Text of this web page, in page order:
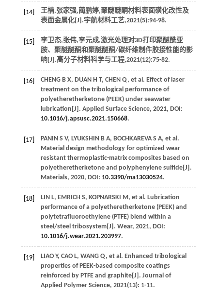
[14]
王楠,张家强,蔺鹏婷,聚醚醚酮材料表面磺化改性及
表面金属化[J].宇航材料工艺,2021(5):94-98.
[15]
李卫杰,张伟,李元成,激光处理对3D打印聚醚酰亚
胺、聚醚醚酮和聚醚醚酮/碳纤维制件胶接性能的影
响[J].高分子材料科学与工程,2021(12):75-82.
[16] CHENG B X, DUAN H T, CHEN Q, et al. Effect of laser
treatment on the tribological performance of
polyetheretherketone (PEEK) under seawater
lubrication[J]. Applied Surface Science, 2021, DOI:
10.1016/j.apsusc.2021.150668.
[17] PANIN S V, LYUKSHIN B A, BOCHKAREVA S A, et al.
Material design methodology for optimized wear
resistant thermoplastic-matrix composites based on
polyetheretherketone and polyphenylene sulfide[J].
Materials, 2020, DOI: 10.3390/ma13030524.
[18] LIN L, EMRICH S, KOPNARSKI M, et al. Lubrication
performance of a polyetheretherketone (PEEK) and
polytetrafluoroethylene (PTFE) blend within a
steel/steel tribosystem[J]. Wear, 2021, DOI:
10.1016/j.wear.2021.203997.
[19] LIAO Y, CAO L, WANG Q, et al. Enhanced tribological
properties of PEEK-based composite coatings
reinforced by PTFE and graphite[J]. Journal of
Applied Polymer Science, 2021(13): 1-11.